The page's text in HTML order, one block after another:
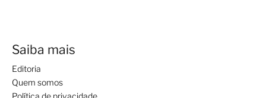
Saiba mais
Editoria
Quem somos
Política de privacidade